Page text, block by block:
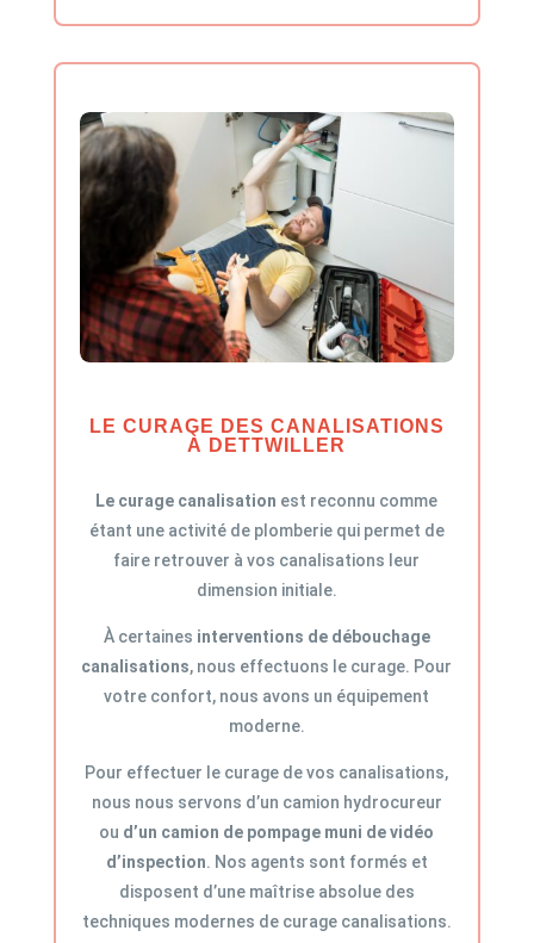
LE CURAGE DES CANALISATIONS
À DETTWILLER
Le curage canalisation est reconnu comme
étant une activité de plomberie qui permet de
faire retrouver à vos canalisations leur
dimension initiale.
À certaines interventions de débouchage
canalisations, nous effectuons le curage. Pour
votre confort, nous avons un équipement
moderne.
Pour effectuer le curage de vos canalisations,
nous nous servons d’un camion hydrocureur
ou d’un camion de pompage muni de vidéo
d’inspection. Nos agents sont formés et
disposent d’une maîtrise absolue des
techniques modernes de curage canalisations.